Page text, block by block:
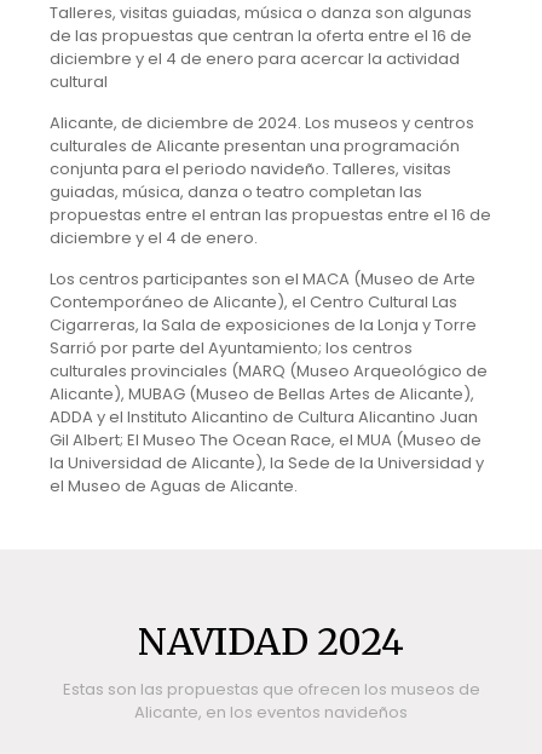
Talleres, visitas guiadas, música o danza son algunas
de las propuestas que centran la oferta entre el 16 de
diciembre y el 4 de enero para acercar la actividad
cultural
Alicante, de diciembre de 2024. Los museos y centros
culturales de Alicante presentan una programación
conjunta para el periodo navideño. Talleres, visitas
guiadas, música, danza o teatro completan las
propuestas entre el entran las propuestas entre el 16 de
diciembre y el 4 de enero.
Los centros participantes son el MACA (Museo de Arte
Contemporáneo de Alicante), el Centro Cultural Las
Cigarreras, la Sala de exposiciones de la Lonja y Torre
Sarrió por parte del Ayuntamiento; los centros
culturales provinciales (MARQ (Museo Arqueológico de
Alicante), MUBAG (Museo de Bellas Artes de Alicante),
ADDA y el Instituto Alicantino de Cultura Alicantino Juan
Gil Albert; El Museo The Ocean Race, el MUA (Museo de
la Universidad de Alicante), la Sede de la Universidad y
el Museo de Aguas de Alicante.
NAVIDAD 2024
Estas son las propuestas que ofrecen los museos de
Alicante, en los eventos navideños